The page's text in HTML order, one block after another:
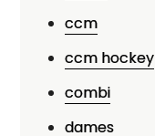
ccm
ccm hockey
combi
dames